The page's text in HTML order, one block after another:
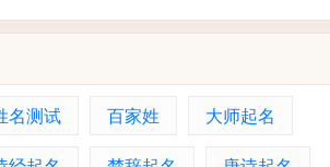
名测试 百家姓
大师起名